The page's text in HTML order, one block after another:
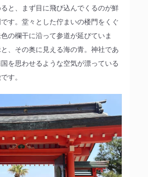
と、まず目に飛び込んでくるのが鮮
す。堂々とした佇まいの楼門をくぐ
の欄干に沿って参道が延びていま
、その奥に見える海の青。神社であ
を思わせるような空気が漂っている
す。